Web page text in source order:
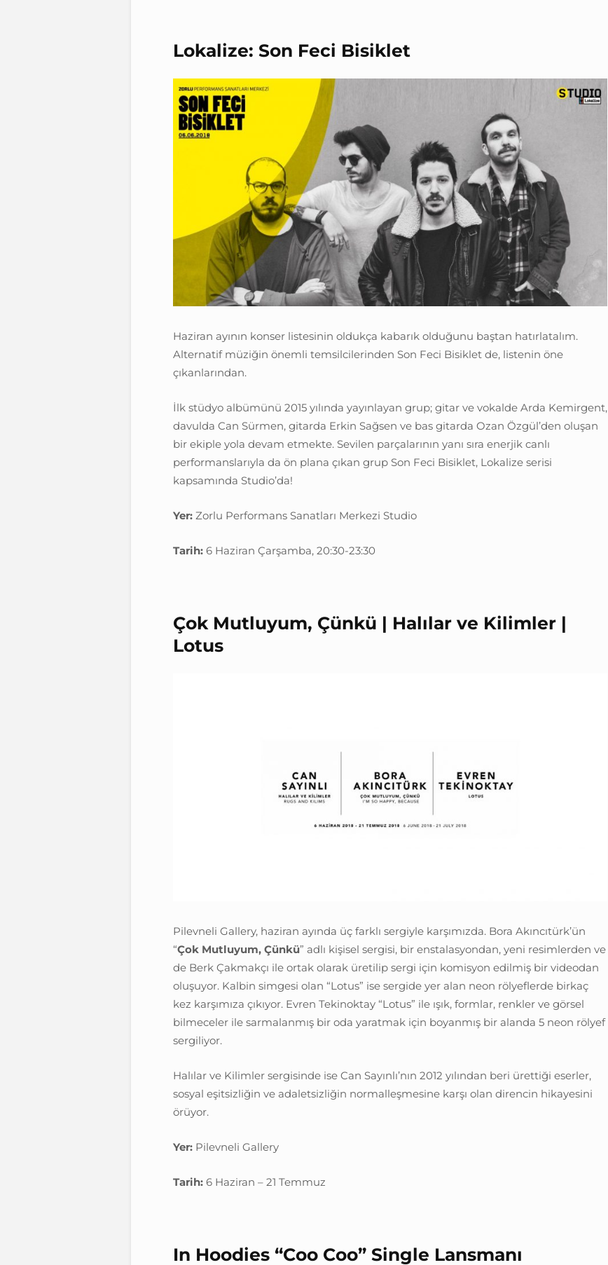
Lokalize: Son Feci Bisiklet
Haziran ayının konser listesinin oldukça kabarık olduğunu baştan hatırlatalım.
Alternatif müziğin önemli temsilcilerinden Son Feci Bisiklet de, listenin öne
çıkanlarından.
İlk stüdyo albümünü 2015 yılında yayınlayan grup; gitar ve vokalde Arda Kemirgent,
davulda Can Sürmen, gitarda Erkin Sağsen ve bas gitarda Ozan Özgül’den oluşan
bir ekiple yola devam etmekte. Sevilen parçalarının yanı sıra enerjik canlı
performanslarıyla da ön plana çıkan grup Son Feci Bisiklet, Lokalize serisi
kapsamında Studio’da!
Yer: Zorlu Performans Sanatları Merkezi Studio
Tarih: 6 Haziran Çarşamba, 20:30-23:30
Çok Mutluyum, Çünkü | Halılar ve Kilimler |
Lotus
Pilevneli Gallery, haziran ayında üç farklı sergiyle karşımızda. Bora Akıncıtürk’ün
“Çok Mutluyum, Çünkü” adlı kişisel sergisi, bir enstalasyondan, yeni resimlerden ve
de Berk Çakmakçı ile ortak olarak üretilip sergi için komisyon edilmiş bir videodan
oluşuyor. Kalbin simgesi olan “Lotus” ise sergide yer alan neon rölyeflerde birkaç
kez karşımıza çıkıyor. Evren Tekinoktay “Lotus” ile ışık, formlar, renkler ve görsel
bilmeceler ile sarmalanmış bir oda yaratmak için boyanmış bir alanda 5 neon rölyef
sergiliyor.
Halılar ve Kilimler sergisinde ise Can Sayınlı’nın 2012 yılından beri ürettiği eserler,
sosyal eşitsizliğin ve adaletsizliğin normalleşmesine karşı olan direncin hikayesini
örüyor.
Yer: Pilevneli Gallery
Tarih: 6 Haziran – 21 Temmuz
In Hoodies “Coo Coo” Single Lansmanı